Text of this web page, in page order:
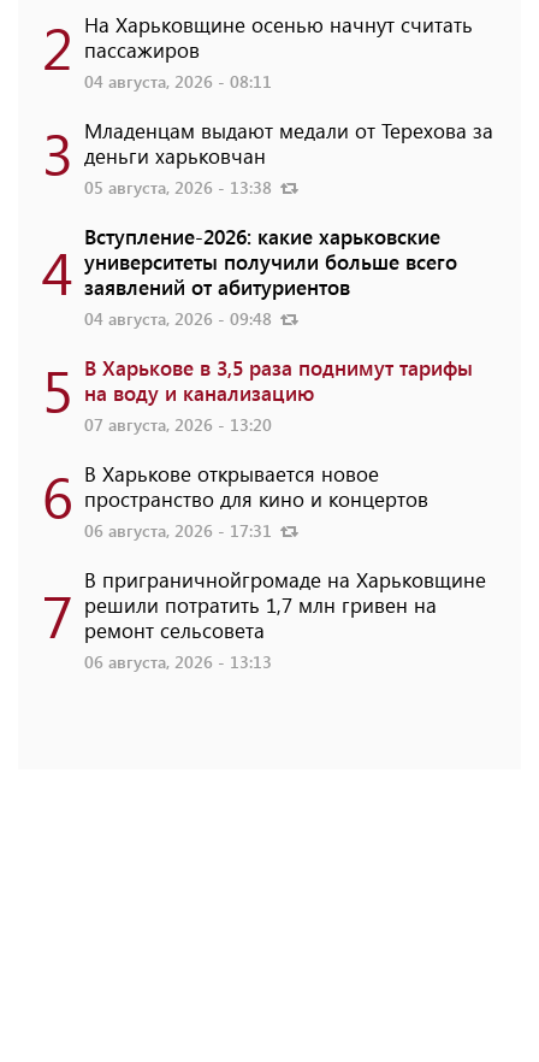
2 На Харьковщине осенью начнут считать
пассажиров
04 августа, 2026 - 08:11
3 Младенцам выдают медали от Терехова за
деньги харьковчан
05 августа, 2026 - 13:38
4 Вступление-2026: какие харьковские
университеты получили больше всего
заявлений от абитуриентов
04 августа, 2026 - 09:48
5 В Харькове в 3,5 раза поднимут тарифы
на воду и канализацию
07 августа, 2026 - 13:20
6 В Харькове открывается новое
пространство для кино и концертов
06 августа, 2026 - 17:31
7 В приграничнойгромаде на Харьковщине
решили потратить 1,7 млн ​​гривен на
ремонт сельсовета
06 августа, 2026 - 13:13